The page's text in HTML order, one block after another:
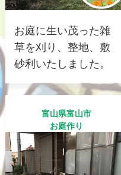
お庭に生い茂った雑
草を刈り、整地、敷
砂利いたしました。
富山県富山市
お庭作り